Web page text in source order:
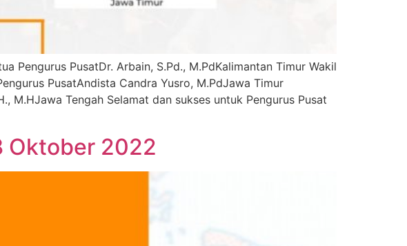
Pengurus PusatDr. Arbain, S.Pd., M.PdKalimantan Timur Wakil
PusatAndista Candra Yusro, M.PdJawa Timur
M.HJawa Tengah Selamat dan sukses untuk Pengurus Pusat
Oktober 2022